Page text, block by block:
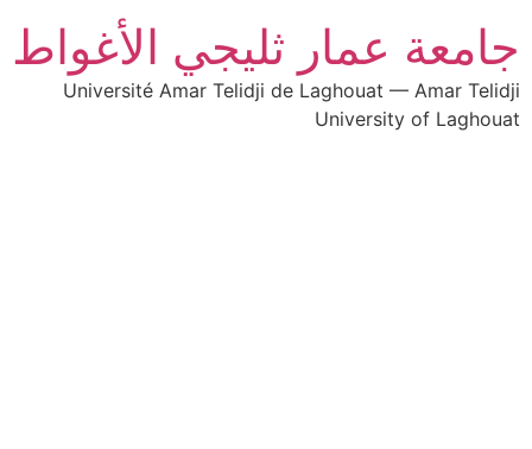
جامعة عمار ثليجي الأغواط
Université Amar Telidji de Laghouat — Amar Telidji
University of Laghouat